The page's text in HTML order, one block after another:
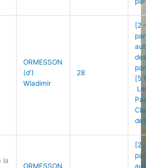
ORMESSON
(d’)
Wladimir
28
[2
par
de]
la
ORMESSON
[2
par